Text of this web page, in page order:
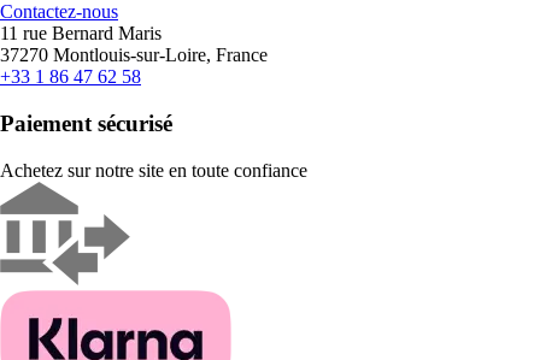
Contactez-nous
11 rue Bernard Maris
37270 Montlouis-sur-Loire, France
+33 1 86 47 62 58
Paiement sécurisé
Achetez sur notre site en toute confiance